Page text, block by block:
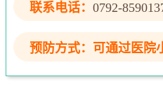
联系电话： 0792-
预防方式： 可通过医院